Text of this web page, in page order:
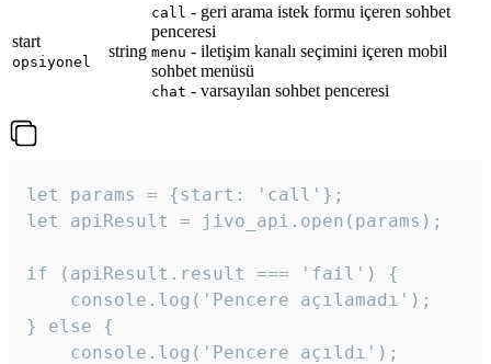
start
opsiyonel
string
call - geri arama istek formu içeren sohbet
penceresi
menu - iletişim kanalı seçimini içeren mobil
sohbet menüsü
chat - varsayılan sohbet penceresi
let params = {start: 'call'};
let apiResult = jivo_api.open(params);
if (apiResult.result === 'fail') {
    console.log('Pencere açılamadı');
} else {
    console.log('Pencere açıldı');